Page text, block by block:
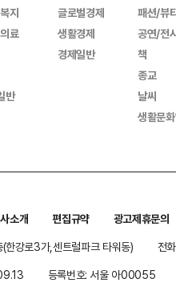
지
료
반
글로벌경제
생활경제
경제일반
패션/뷰
공연/전
책
종교
날씨
생활문
소개 편집규약
광고제휴문의
한강로3가,센트럴파크 타워동)
전
등록번호: 서울 아00055